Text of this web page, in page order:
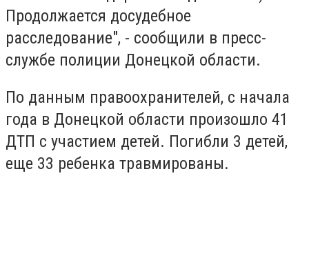
Продолжается досудебное
расследование", - сообщили в пресс-
службе полиции Донецкой области.
По данным правоохранителей, с начала
года в Донецкой области произошло 41
ДТП с участием детей. Погибли 3 детей,
еще 33 ребенка травмированы.